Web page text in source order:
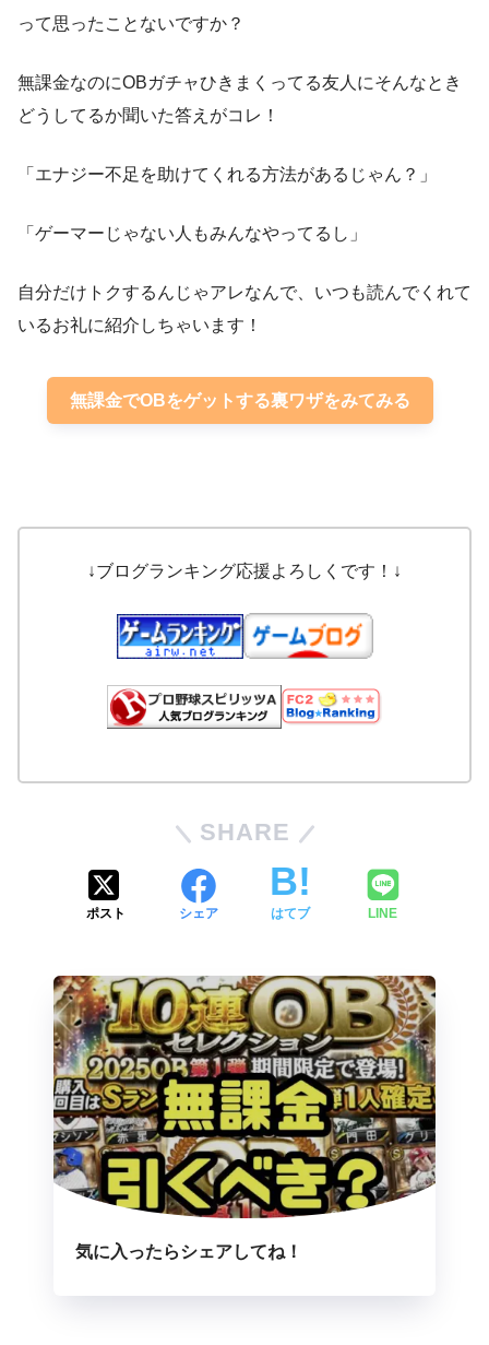
って思ったことないですか？
無課金なのにOBガチャひきまくってる友人にそんなとき
どうしてるか聞いた答えがコレ！
「エナジー不足を助けてくれる方法があるじゃん？」
「ゲーマーじゃない人もみんなやってるし」
自分だけトクするんじゃアレなんで、いつも読んでくれて
いるお礼に紹介しちゃいます！
無課金でOBをゲットする裏ワザをみてみる
↓ブログランキング応援よろしくです！↓
SHARE
ポスト シェア はてブ LINE
気に入ったらシェアしてね！